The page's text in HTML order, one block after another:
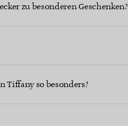
zu besonderen Geschenken?
Tiffany so besonders?